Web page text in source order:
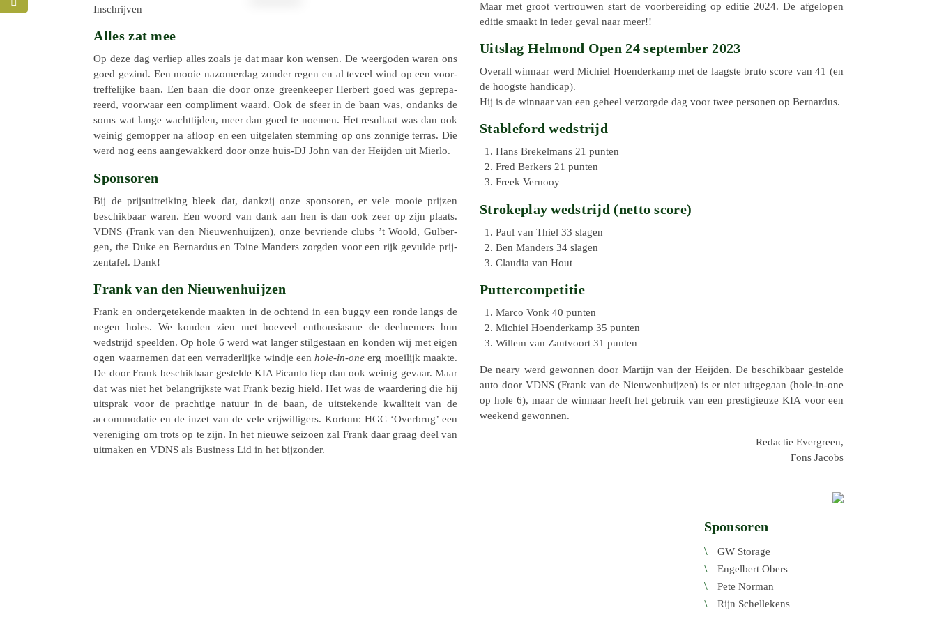
Inschrij­ven
Alles zat mee
Op deze dag verliep alles zoals je dat maar kon wensen. De weer­go­den waren ons
goed gezind. Een mooie nazo­mer­dag zonder regen en al teveel wind op een voor­
tref­fe­lijke baan. Een baan die door onze green­kee­per Herbert goed was gepre­pa­
reerd, voor­waar een compli­ment waard. Ook de sfeer in de baan was, ondanks de
soms wat lange wacht­tij­den, meer dan goed te noemen. Het resul­taat was dan ook
weinig gemop­per na afloop en een uitge­la­ten stem­ming op ons zonnige terras. Die
werd nog eens aange­wak­kerd door onze huis-DJ John van der Heijden uit Mierlo.
Sponsoren
Bij de prijs­uit­rei­king bleek dat, dankzij onze spon­so­ren, er vele mooie prijzen
beschik­baar waren. Een woord van dank aan hen is dan ook zeer op zijn plaats.
VDNS (Frank van den Nieu­wen­huij­zen), onze bevriende clubs ’t Woold, Gulber­
gen, the Duke en Bernar­dus en Toine Manders zorgden voor een rijk gevulde prij­
zen­ta­fel. Dank!
Frank van den Nieuwenhuijzen
Frank en onder­ge­te­kende maakten in de ochtend in een buggy een ronde langs de
negen holes. We konden zien met hoeveel enthou­si­asme de deel­ne­mers hun
wedstrijd speel­den. Op hole 6 werd wat langer stil­ge­staan en konden wij met eigen
ogen waar­ne­men dat een verra­der­lijke windje eenhole-in-one erg moei­lijk maakte.
De door Frank beschik­baar gestelde KIA Picanto liep dan ook weinig gevaar. Maar
dat was niet het belang­rijk­ste wat Frank bezig hield. Het was de waar­de­ring die hij
uitsprak voor de prach­tige natuur in de baan, de uitste­kende kwali­teit van de
accom­mo­da­tie en de inzet van de vele vrij­wil­li­gers. Kortom: HGC ‘Overbrug’ een
vere­ni­ging om trots op te zijn. In het nieuwe seizoen zal Frank daar graag deel van
uitma­ken en VDNS als Busi­ness Lid in het bijzonder.
Maar met groot vertrou­wen start de voor­be­rei­ding op editie 2024. De afge­lo­pen
editie smaakt in ieder geval naar meer!!
Uitslag Helmond Open 24 september 2023
Overall winnaar werd Michiel Hoen­der­kamp met de laagste bruto score van 41 (en
de hoogste handi­cap).
Hij is de winnaar van een geheel verzorgde dag voor twee perso­nen op Bernardus.
Stableford wedstrijd
Hans Brekel­mans 21 punten
Fred Berkers 21 punten
Freek Vernooy
Strokeplay wedstrijd (netto score)
Paul van Thiel 33 slagen
Ben Manders 34 slagen
Claudia van Hout
Puttercompetitie
Marco Vonk 40 punten
Michiel Hoen­der­kamp 35 punten
Willem van Zant­voort 31 punten
De neary werd gewon­nen door Martijn van der Heijden. De beschik­baar gestelde
auto door VDNS (Frank van de Nieu­wen­huij­zen) is er niet uitge­gaan (hole-in-one
op hole 6), maar de winnaar heeft het gebruik van een pres­ti­gi­euze KIA voor een
weekend gewonnen.
Redac­tie Ever­green,
Fons Jacobs
Sponsoren
GW Storage
Engel­bert Obers
Pete Norman
Rijn Schel­le­kens